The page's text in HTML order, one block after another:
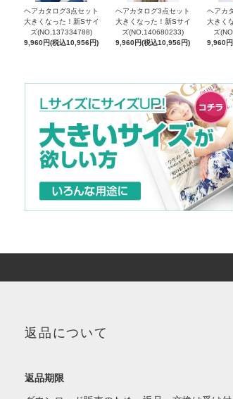
ヘアカタログ3点セット
大きくなった！新Sサイ
ズ(NO,137334788)
9,960円(税込10,956円)
ヘアカタログ3点セット
大きくなった！新Sサイ
ズ(NO,140680233)
9,960円(税込10,956円)
ヘアカ
大きく
ズ
9,960
返品について
返品期限